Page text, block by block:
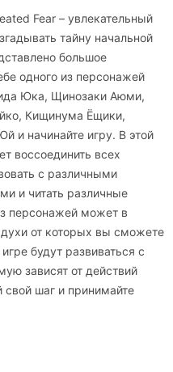
Fear – увлекательный
тайну начальной
большое
одного из персонажей
Юкa, Щинозаки Аюми,
Кищинума Ёщики,
и начинайте игру. В этой
воссоединить всех
с различными
и читать различные
персонажей может в
от которых вы сможете
будут развиваться с
зависят от действий
шаг и принимайте